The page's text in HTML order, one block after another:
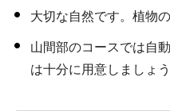
大切な自然です。植物
山間部のコースでは自
は十分に用意しましょう